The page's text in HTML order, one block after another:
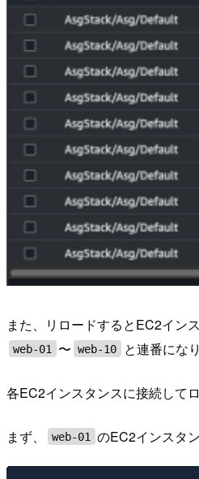
また、リロードするとEC2イン
web-01 〜 web-10 と連番にな
各EC2インスタンスに接続して
まず、 web-01 のEC2インスタン